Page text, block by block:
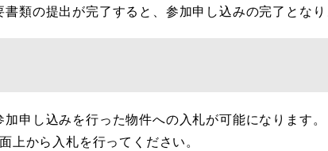
類の提出が完了すると、参加申し込みの完了となり
申し込みを行った物件への入札が可能になります。
から入札を行ってください。